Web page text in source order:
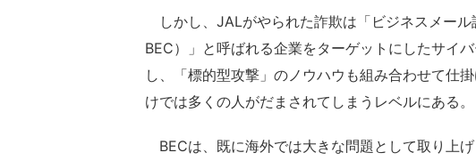
しかし、JALがやられた詐欺は「ビジネスメー
BEC）」と呼ばれる企業をターゲットにしたサイ
し、「標的型攻撃」のノウハウも組み合わせて仕
けでは多くの人がだまされてしまうレベルにある。
BECは、既に海外では大きな問題として取り上